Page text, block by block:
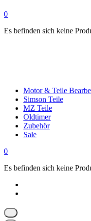
0
Es befinden sich keine
Motor & Teile
Simson Teile
MZ Teile
Oldtimer
Zubehör
Sale
0
Es befinden sich keine